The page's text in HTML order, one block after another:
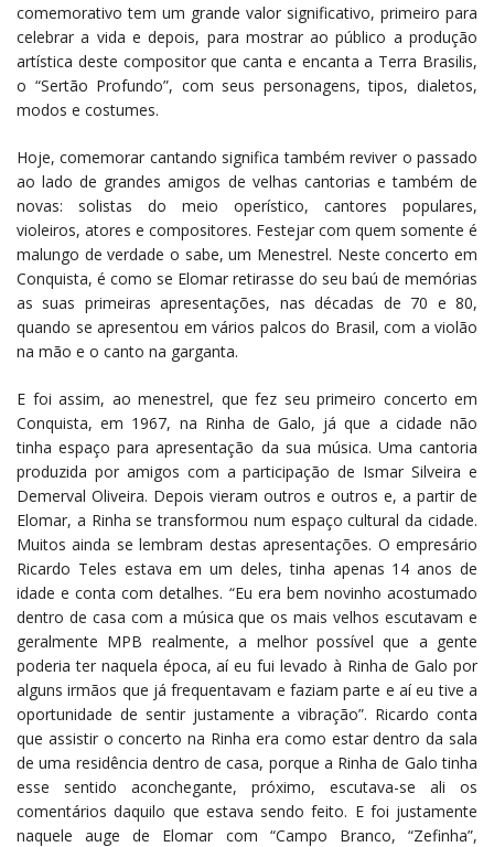
comemorativo tem um grande valor significativo, primeiro para
celebrar a vida e depois, para mostrar ao público a produção
artística deste compositor que canta e encanta a Terra Brasilis,
o “Sertão Profundo”, com seus personagens, tipos, dialetos,
modos e costumes.
Hoje, comemorar cantando significa também reviver o passado
ao lado de grandes amigos de velhas cantorias e também de
novas: solistas do meio operístico, cantores populares,
violeiros, atores e compositores. Festejar com quem somente é
malungo de verdade o sabe, um Menestrel. Neste concerto em
Conquista, é como se Elomar retirasse do seu baú de memórias
as suas primeiras apresentações, nas décadas de 70 e 80,
quando se apresentou em vários palcos do Brasil, com a violão
na mão e o canto na garganta.
E foi assim, ao menestrel, que fez seu primeiro concerto em
Conquista, em 1967, na Rinha de Galo, já que a cidade não
tinha espaço para apresentação da sua música. Uma cantoria
produzida por amigos com a participação de Ismar Silveira e
Demerval Oliveira. Depois vieram outros e outros e, a partir de
Elomar, a Rinha se transformou num espaço cultural da cidade.
Muitos ainda se lembram destas apresentações. O empresário
Ricardo Teles estava em um deles, tinha apenas 14 anos de
idade e conta com detalhes. “Eu era bem novinho acostumado
dentro de casa com a música que os mais velhos escutavam e
geralmente MPB realmente, a melhor possível que a gente
poderia ter naquela época, aí eu fui levado à Rinha de Galo por
alguns irmãos que já frequentavam e faziam parte e aí eu tive a
oportunidade de sentir justamente a vibração”. Ricardo conta
que assistir o concerto na Rinha era como estar dentro da sala
de uma residência dentro de casa, porque a Rinha de Galo tinha
esse sentido aconchegante, próximo, escutava-se ali os
comentários daquilo que estava sendo feito. E foi justamente
naquele auge de Elomar com “Campo Branco, “Zefinha”,